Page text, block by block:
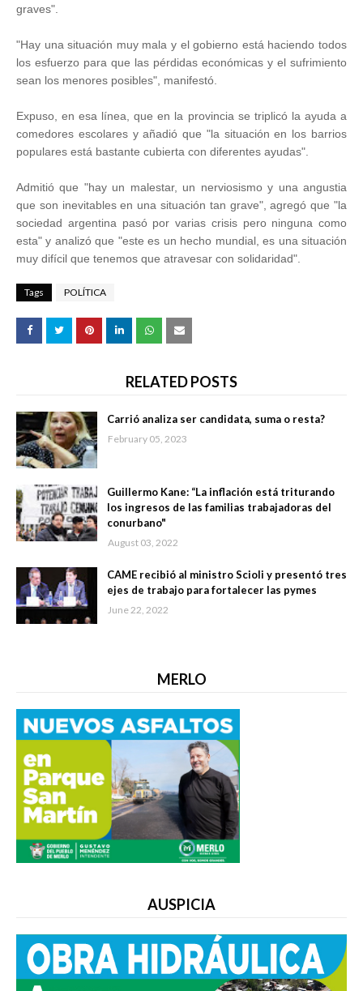
graves".
"Hay una situación muy mala y el gobierno está haciendo todos
los esfuerzo para que las pérdidas económicas y el sufrimiento
sean los menores posibles", manifestó.
Expuso, en esa línea, que en la provincia se triplicó la ayuda a
comedores escolares y añadió que "la situación en los barrios
populares está bastante cubierta con diferentes ayudas".
Admitió que "hay un malestar, un nerviosismo y una angustia
que son inevitables en una situación tan grave", agregó que "la
sociedad argentina pasó por varias crisis pero ninguna como
esta" y analizó que "este es un hecho mundial, es una situación
muy difícil que tenemos que atravesar con solidaridad".
Tags POLÍTICA
RELATED POSTS
Carrió analiza ser candidata, suma o resta?
February 05, 2023
Guillermo Kane: “La inflación está triturando
los ingresos de las familias trabajadoras del
conurbano"
August 03, 2022
CAME recibió al ministro Scioli y presentó tres
ejes de trabajo para fortalecer las pymes
June 22, 2022
MERLO
AUSPICIA